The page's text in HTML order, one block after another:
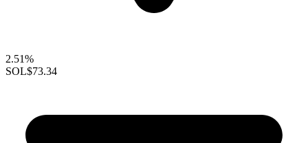
2.51%
SOL$73.34